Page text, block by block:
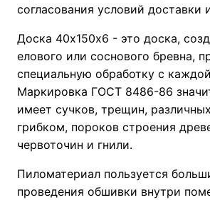
согласования условий доставки
Доска 40х150х6 - это доска,
елового или соснового бревна,
специальную обработку с
Маркировка ГОСТ 8486-86
имеет сучков, трещин,
грибком, пороков строения
червоточин и гнили.
Пиломатериал пользуется
проведения обшивки внутри